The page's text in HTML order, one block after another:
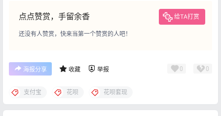
点点赞赏，手留余香 给TA打赏
还没有人赞赏，快来当第一个赞赏的人吧！
海报分享 收藏 举报 0 0
支付宝 花呗 花呗套现